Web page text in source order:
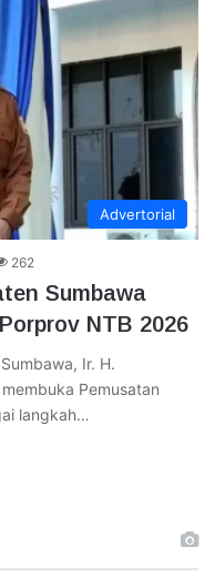
Advertorial
262
Sumbawa
NTB 2026
Ir. H.
Pemusatan
langkah…